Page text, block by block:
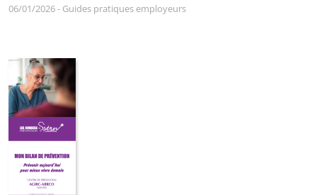
06/01/2026- Guides pratiques employeurs